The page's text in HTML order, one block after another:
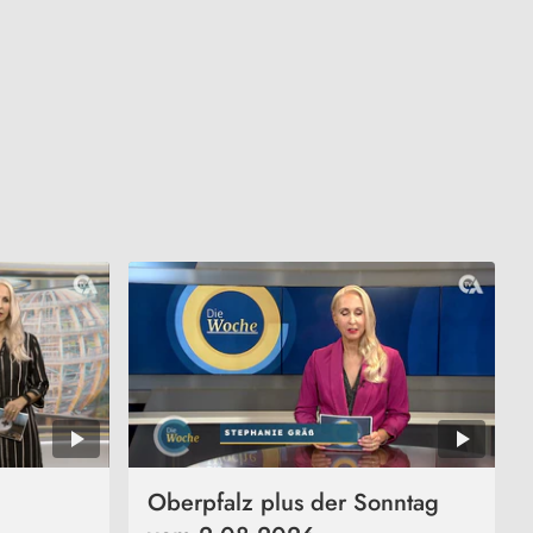
Oberpfalz plus der Sonntag